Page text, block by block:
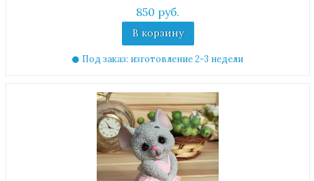
850 руб.
В корзину
Под заказ: изготовление 2-3 недели